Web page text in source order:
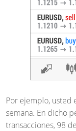
Por ejemplo, usted
semana. En dicho
transacciones, 98